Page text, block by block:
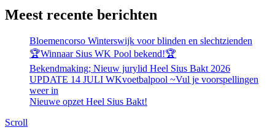
Meest recente berichten
Bloemencorso Winterswijk voor blinden en slechtzienden
🏆Winnaar Sius WK Pool bekend!🏆
Bekendmaking; Nieuw jurylid Heel Sius Bakt 2026
UPDATE 14 JULI WKvoetbalpool ~Vul je voorspellingen
weer in
Nieuwe opzet Heel Sius Bakt!
Scroll